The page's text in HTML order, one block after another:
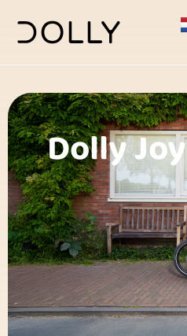
Dolly Joy